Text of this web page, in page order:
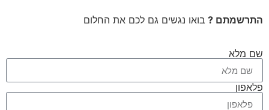
?בואו נגשים גם לכם את החלום
מלא